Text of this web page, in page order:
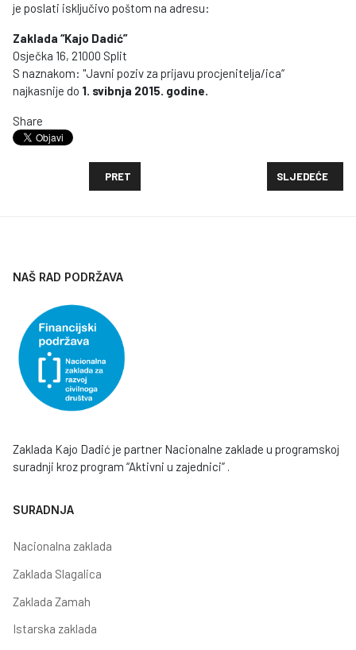
je poslati isključivo poštom na adresu:
Zaklada “Kajo Dadić”
Osječka 16, 21000 Split
S naznakom: ''Javni poziv za prijavu procjenitelja/ica“
najkasnije do 1. svibnja 2015. godine.
Share
PRETHODNI ČLANAK: OBJAVLJEN POZIV ZA
PRET SLJEDEĆI
SLJEDEĆE
NAŠ RAD PODRŽAVA
Zaklada Kajo Dadić je partner Nacionalne zaklade u programskoj
suradnji kroz program “Aktivni u zajednici” .
SURADNJA
Nacionalna zaklada
Zaklada Slagalica
Zaklada Zamah
Istarska zaklada